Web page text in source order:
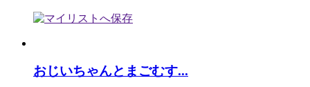
おじいちゃんとまごむす...